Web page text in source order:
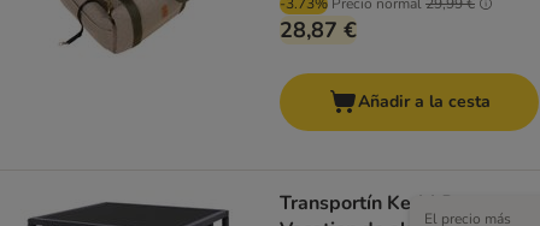
28,87 €
Añadir a la cesta
Transportín Kerbl Pet
El precio más